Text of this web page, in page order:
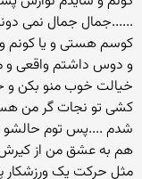
......جمال جمال نمی
کوسم هستی و یا کونم
و دوس داشتم واقعی و
خیالت خوب منو بکن و
کشی تو نجات گر من
شدم ....پس توم حالشو
هم به عشق من از کیرش
مثل حرکت یک ورزشکار